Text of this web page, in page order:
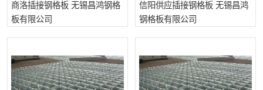
商洛插接钢格板 无锡昌鸿钢格
板有限公司
信阳供应插接钢格板 无锡昌鸿
钢格板有限公司